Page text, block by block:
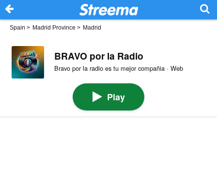
Spain > Madrid Province > Madrid
BRAVO por la Radio
Bravo por la radio es tu mejor compañia · Web
Play